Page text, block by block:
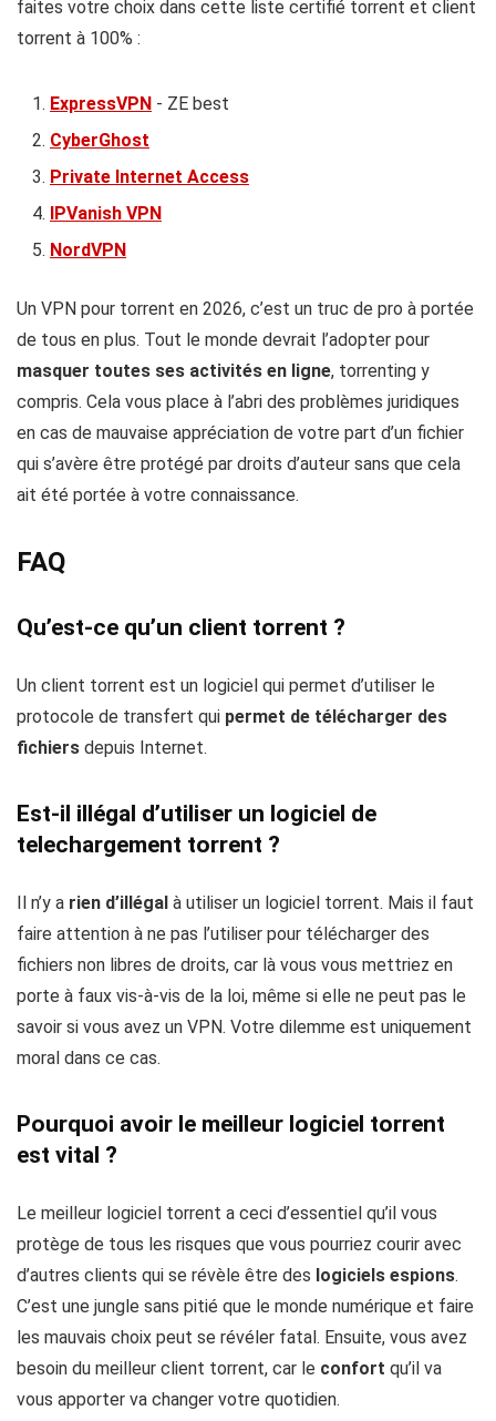
faites votre choix dans cette liste certifié torrent et client
torrent à 100% :
ExpressVPN - ZE best
CyberGhost
Private Internet Access
IPVanish VPN
NordVPN
Un VPN pour torrent en 2026, c’est un truc de pro à portée
de tous en plus. Tout le monde devrait l’adopter pour
masquer toutes ses activités en ligne, torrenting y
compris. Cela vous place à l’abri des problèmes juridiques
en cas de mauvaise appréciation de votre part d’un fichier
qui s’avère être protégé par droits d’auteur sans que cela
ait été portée à votre connaissance.
FAQ
Qu’est-ce qu’un client torrent ?
Un client torrent est un logiciel qui permet d’utiliser le
protocole de transfert qui permet de télécharger des
fichiers depuis Internet.
Est-il illégal d’utiliser un logiciel de
telechargement torrent ?
Il n’y a rien d’illégal à utiliser un logiciel torrent. Mais il faut
faire attention à ne pas l’utiliser pour télécharger des
fichiers non libres de droits, car là vous vous mettriez en
porte à faux vis-à-vis de la loi, même si elle ne peut pas le
savoir si vous avez un VPN. Votre dilemme est uniquement
moral dans ce cas.
Pourquoi avoir le meilleur logiciel torrent
est vital ?
Le meilleur logiciel torrent a ceci d’essentiel qu’il vous
protège de tous les risques que vous pourriez courir avec
d’autres clients qui se révèle être des logiciels espions.
C’est une jungle sans pitié que le monde numérique et faire
les mauvais choix peut se révéler fatal. Ensuite, vous avez
besoin du meilleur client torrent, car le confort qu’il va
vous apporter va changer votre quotidien.